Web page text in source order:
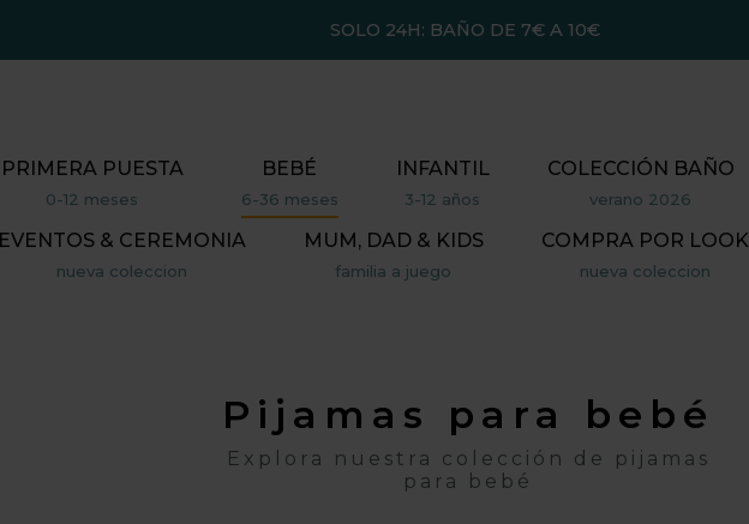
SOLO 24H: BAÑO DE 7€ A 10€
PRIMERA PUESTA
0-12 meses
BEBÉ
6-36 meses
INFANTIL
3-12 años
COLECCIÓN BAÑO
verano 2026
EVENTOS & CEREMONIA
nueva coleccion
MUM, DAD & KIDS
familia a juego
COMPRA POR LOOK
nueva coleccion
Pijamas para bebé
Explora nuestra colección de pijamas
para bebé